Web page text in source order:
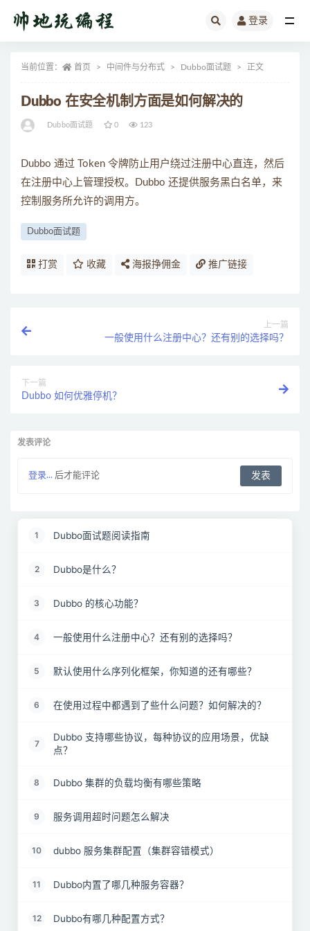
登录
当前位置： 首页 中间件与分布式 Dubbo面试题 正文
Dubbo 在安全机制方面是如何解决的
Dubbo面试题 0 123
Dubbo 通过 Token 令牌防止用户绕过注册中心直连，然后
在注册中心上管理授权。Dubbo 还提供服务黑白名单，来
控制服务所允许的调用方。
Dubbo面试题
打赏 收藏 海报挣佣金 推广链接
上一篇
一般使用什么注册中心？还有别的选择吗？
下一篇
Dubbo 如何优雅停机？
发表评论
登录... 后才能评论
1 Dubbo面试题阅读指南
2 Dubbo是什么？
3 Dubbo 的核心功能？
4 一般使用什么注册中心？还有别的选择吗？
5 默认使用什么序列化框架，你知道的还有哪些？
6 在使用过程中都遇到了些什么问题？如何解决的？
7
Dubbo 支持哪些协议，每种协议的应用场景，优缺
点？
8 Dubbo 集群的负载均衡有哪些策略
9 服务调用超时问题怎么解决
10 dubbo 服务集群配置（集群容错模式）
11 Dubbo内置了哪几种服务容器？
12 Dubbo有哪几种配置方式？